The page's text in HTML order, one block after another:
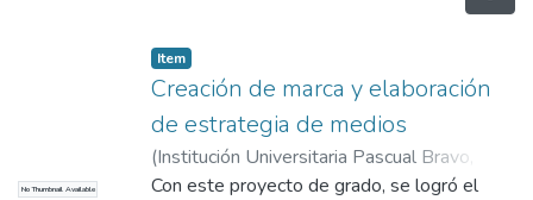
No Thumbnail Available
Item
Creación de marca y elaboración
de estrategia de medios
(Institución Universitaria Pascual Bravo
2013)Penagos Bedoya, Dany Esteban;
Con este proyecto de grado, se logró el